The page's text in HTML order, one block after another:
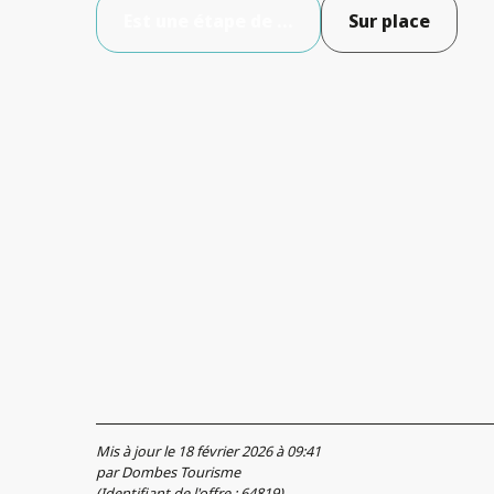
Sur place
Mis à jour le 18 février 2026 à 09:41
par Dombes Tourisme